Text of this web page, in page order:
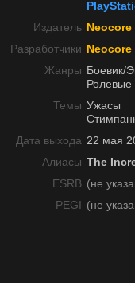
Издатель Neocore
Разработчики Neocore
Жанры Боевик/
Ролевые
Темы Ужасы
Дата выхода 22 мая
Алиасы The
ESRB (не
PEGI (не